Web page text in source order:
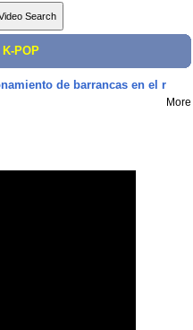
K-POP
de barrancas en el r
More